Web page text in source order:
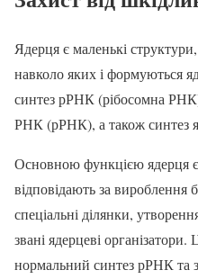
Ядерця є маленькі
навколо яких і формуються
синтез рРНК (рібосомна
РНК (рРНК), а також синтез
Основною функцією ядерця
відповідають за вироблення
спеціальні ділянки,
звані ядерцеві
нормальний синтез рРНК та